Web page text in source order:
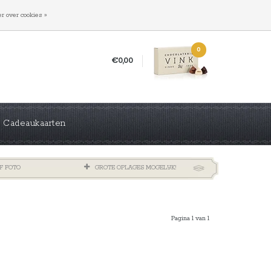
€0,00
0
Cadeaukaarten
FOTO GROTE OPLAGES MOGELIJK!
Pagina 1 van 1
over cookies »